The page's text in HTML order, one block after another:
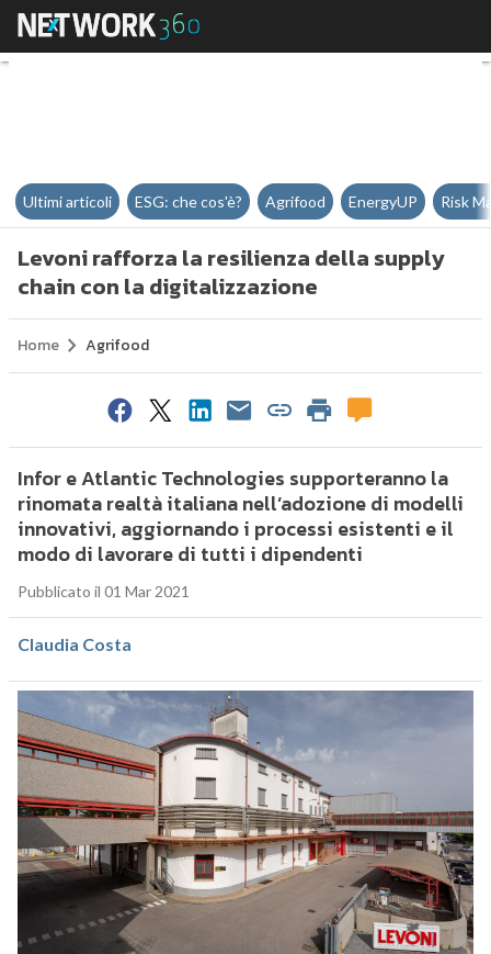
Levoni rafforza la resilienza
Ultimi articoli ESG: che cos'è? Agrifood EnergyUP Risk
Levoni rafforza la resilienza della supply
chain con la digitalizzazione
Home Agrifood
Infor e Atlantic Technologies supporteranno la
rinomata realtà italiana nell’adozione di modelli
innovativi, aggiornando i processi esistenti e il
modo di lavorare di tutti i dipendenti
Pubblicato il 01 Mar 2021
Claudia Costa